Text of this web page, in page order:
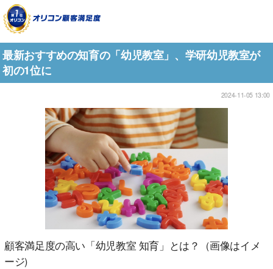
最新おすすめの知育の「幼児教室」、学研幼児教室が
初の1位に
2024-11-05 13:00
顧客満足度の高い「幼児教室 知育」とは？（画像はイメ
ージ)